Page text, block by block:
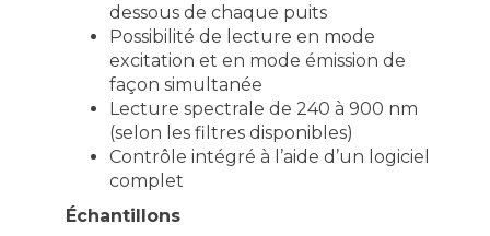
dessous de chaque puits
Possibilité de lecture en mode
excitation et en mode émission de
façon simultanée
Lecture spectrale de 240 à 900 nm
(selon les filtres disponibles)
Contrôle intégré à l’aide d’un logiciel
complet
Échantillons